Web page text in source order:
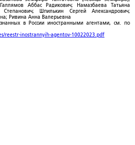
Аббас Радикович; Намазбаева Татьяна
Шпилькин Сергей Александрович;
Ривина Анна Валерьевна
в России иностранными агентами, см. по
reestr-inostrannyih-agentov-10022023.pdf